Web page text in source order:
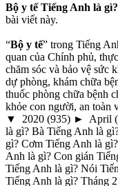
Bộ y tế Tiếng Anh là gì?
bài viết này.
“Bộ y tế” trong Tiếng
quan của Chính phủ,
chăm sóc và bảo vệ sức
dự phòng, khám chữa
thuốc phòng chữa bệnh
khỏe con người, an toàn
▼ 2020 (935) ► April
là gì? Bà Tiếng Anh là
gì? Cơm Tiếng Anh là
Anh là gì? Con gián
Tiếng Anh là gì? Nói
Tiếng Anh là gì? Tháng